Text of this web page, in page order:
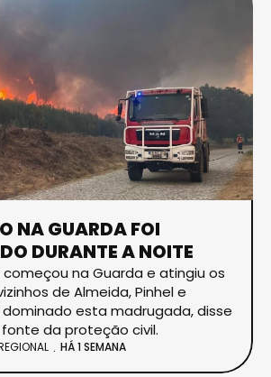
NA GUARDA FOI
DURANTE A NOITE
na Guarda e atingiu os
de Almeida, Pinhel e
esta madrugada, disse
fonte da proteção civil.
HÁ 1 SEMANA